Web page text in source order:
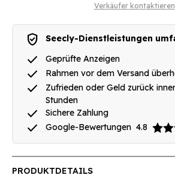
Verkäufer kontaktieren
verified_user Seecly-Dienstleistungen
done Geprüfte Anzeigen
done Rahmen vor dem Versand
done
Zufrieden oder Geld zurück
Stunden
done Sichere Zahlung
done Google-Bewertungen 4.8
PRODUKTDETAILS